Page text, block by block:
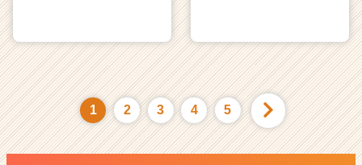
1 2 3 4 5